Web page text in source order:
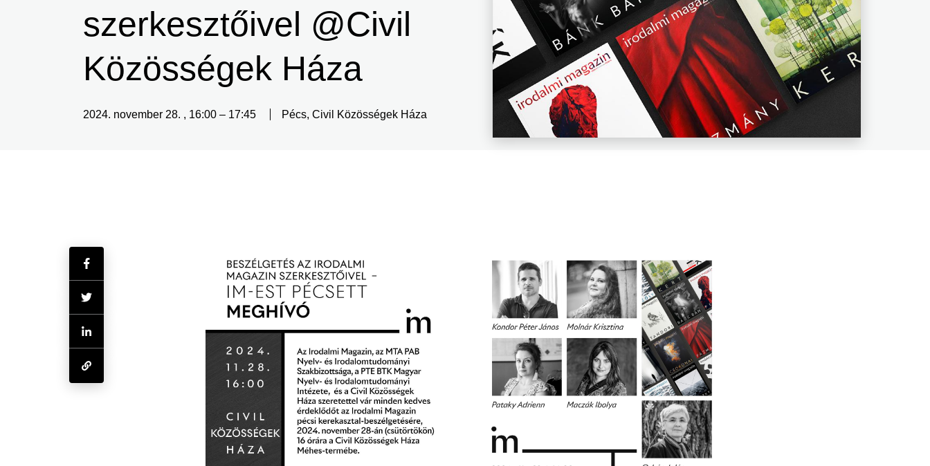
szerkesztőivel @Civil
Közösségek Háza
2024. november 28. , 16:00 – 17:45 Pécs, Civil Közösségek Háza